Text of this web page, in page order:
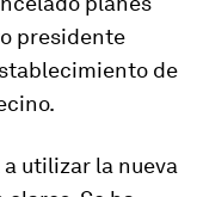
presidente
de
utilizar la nueva